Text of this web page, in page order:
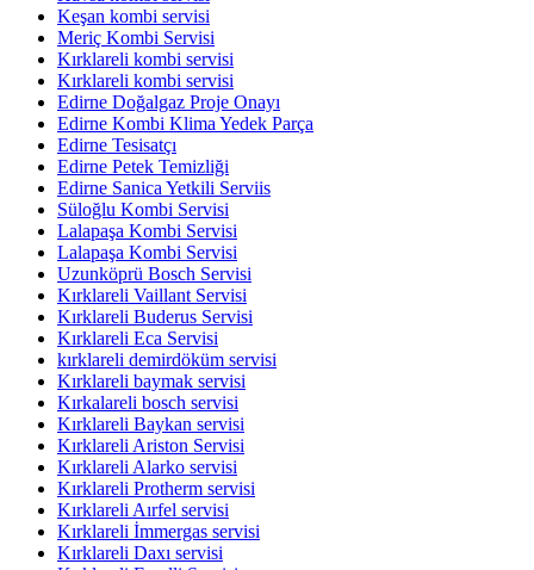
Keşan kombi servisi
Meriç Kombi Servisi
Kırklareli kombi servisi
Kırklareli kombi servisi
Edirne Doğalgaz Proje Onayı
Edirne Kombi Klima Yedek Parça
Edirne Tesisatçı
Edirne Petek Temizliği
Edirne Sanica Yetkili Serviis
Süloğlu Kombi Servisi
Lalapaşa Kombi Servisi
Lalapaşa Kombi Servisi
Uzunköprü Bosch Servisi
Kırklareli Vaillant Servisi
Kırklareli Buderus Servisi
Kırklareli Eca Servisi
kırklareli demirdöküm servisi
Kırklareli baymak servisi
Kırkalareli bosch servisi
Kırklareli Baykan servisi
Kırklareli Ariston Servisi
Kırklareli Alarko servisi
Kırklareli Protherm servisi
Kırklareli Aırfel servisi
Kırklareli İmmergas servisi
Kırklareli Daxı servisi